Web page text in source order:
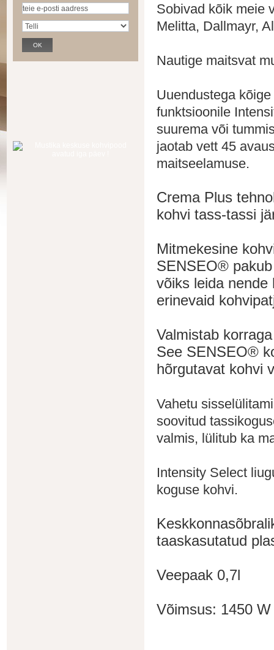
Sobivad kõik meie
Melitta, Dallmayr,
Nautige maitsvat
Uuendustega
funktsioonile
suurema või
jaotab vett 45
maitseelamuse.
Crema Plus
kohvi tass-tassi
Mitmekesine
SENSEO®
võiks leida nende
erinevaid
Valmistab
See SENSEO®
hõrgutavat kohvi
Vahetu
soovitud
valmis, lülitub ka
Intensity Select
koguse kohvi.
taaskasutatud
Veepaak 0,7l
Võimsus: 1450 W